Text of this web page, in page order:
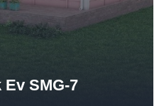
Ev SMG-7